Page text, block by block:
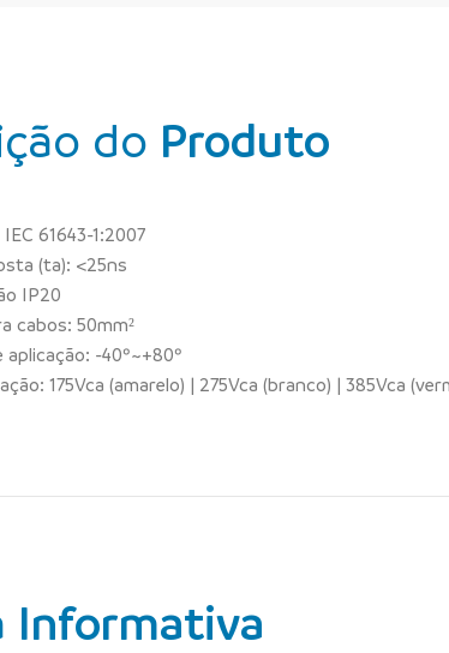
do Produto
61643-1:2007
(ta): <25ns
IP20
cabos: 50mm²
-40º~+80º
175Vca (amarelo) | 275Vca (branco) | 385Vca
Informativa